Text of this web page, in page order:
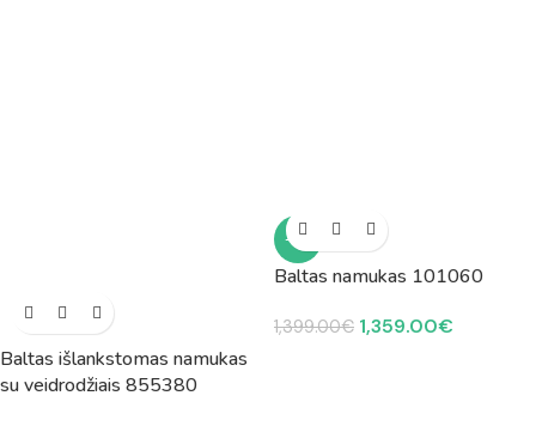
Baltas išlankstomas namukas
su veidrodžiais 855380
-3%
Baltas namukas 101060
1,399.00€ 1,359.00€